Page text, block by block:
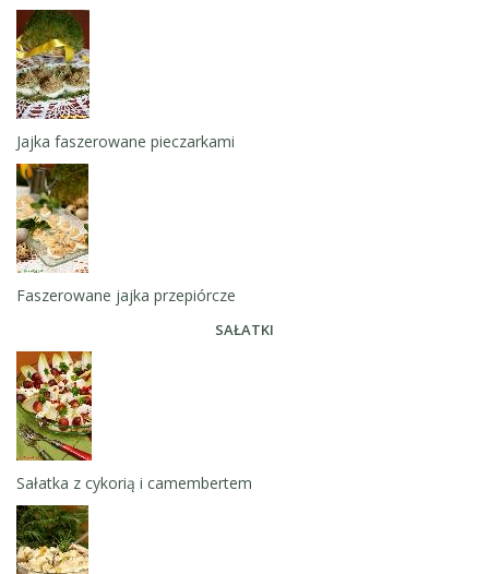
Jajka faszerowane pieczarkami
Faszerowane jajka przepiórcze
SAŁATKI
Sałatka z cykorią i camembertem